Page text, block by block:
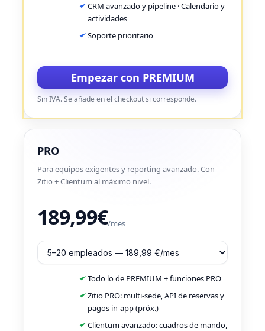
CRM avanzado y pipeline · Calendario y
actividades
Soporte prioritario
Empezar con PREMIUM
Sin IVA. Se añade en el checkout si corresponde.
PRO
Para equipos exigentes y reporting avanzado. Con
Zitio + Clientum al máximo nivel.
189,99€/mes
Todo lo de PREMIUM + funciones PRO
Zitio PRO: multi-sede, API de reservas y
pagos in-app (próx.)
Clientum avanzado: cuadros de mando,